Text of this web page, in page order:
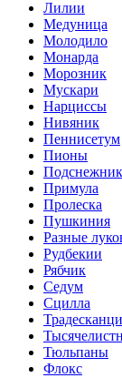
Лилии
Медуница
Молодило
Монарда
Морозник
Мускари
Нарциссы
Нивяник
Пеннисетум
Пионы
Примула
Пролеска
Пушкиния
Разные
Рудбекии
Рябчик
Седум
Сцилла
Тюльпаны
Флокс